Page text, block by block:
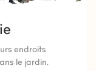
endroits
le jardin.